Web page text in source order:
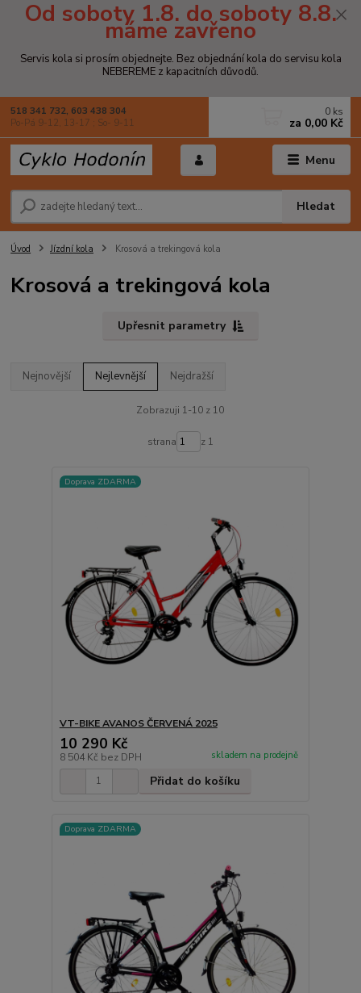
Od soboty 1.8. do soboty 8.8.
máme zavřeno
Servis kola si prosím objednejte. Bez objednání kola do servisu kola
NEBEREME z kapacitních důvodů.
Menu
Hledat
518 341 732, 603 438 304
Po-Pá 9-12, 13-17 ; So- 9-11
0 ks
za 0,00 Kč
Úvod Jízdní kola Krosová a trekingová kola
Krosová a trekingová kola
Upřesnit parametry
Nejnovější Nejlevnější Nejdražší
Zobrazuji 1-10 z 10
strana z 1
Doprava ZDARMA
VT-BIKE AVANOS ČERVENÁ 2025
10 290 Kč
8 504 Kč bez DPH skladem na prodejně
Přidat do košíku
Doprava ZDARMA